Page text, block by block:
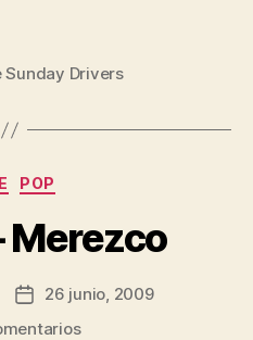
Sunday Drivers
Categorías
POP
Merezco
Fecha26 junio, 2009
en